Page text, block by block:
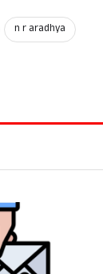
n r aradhya